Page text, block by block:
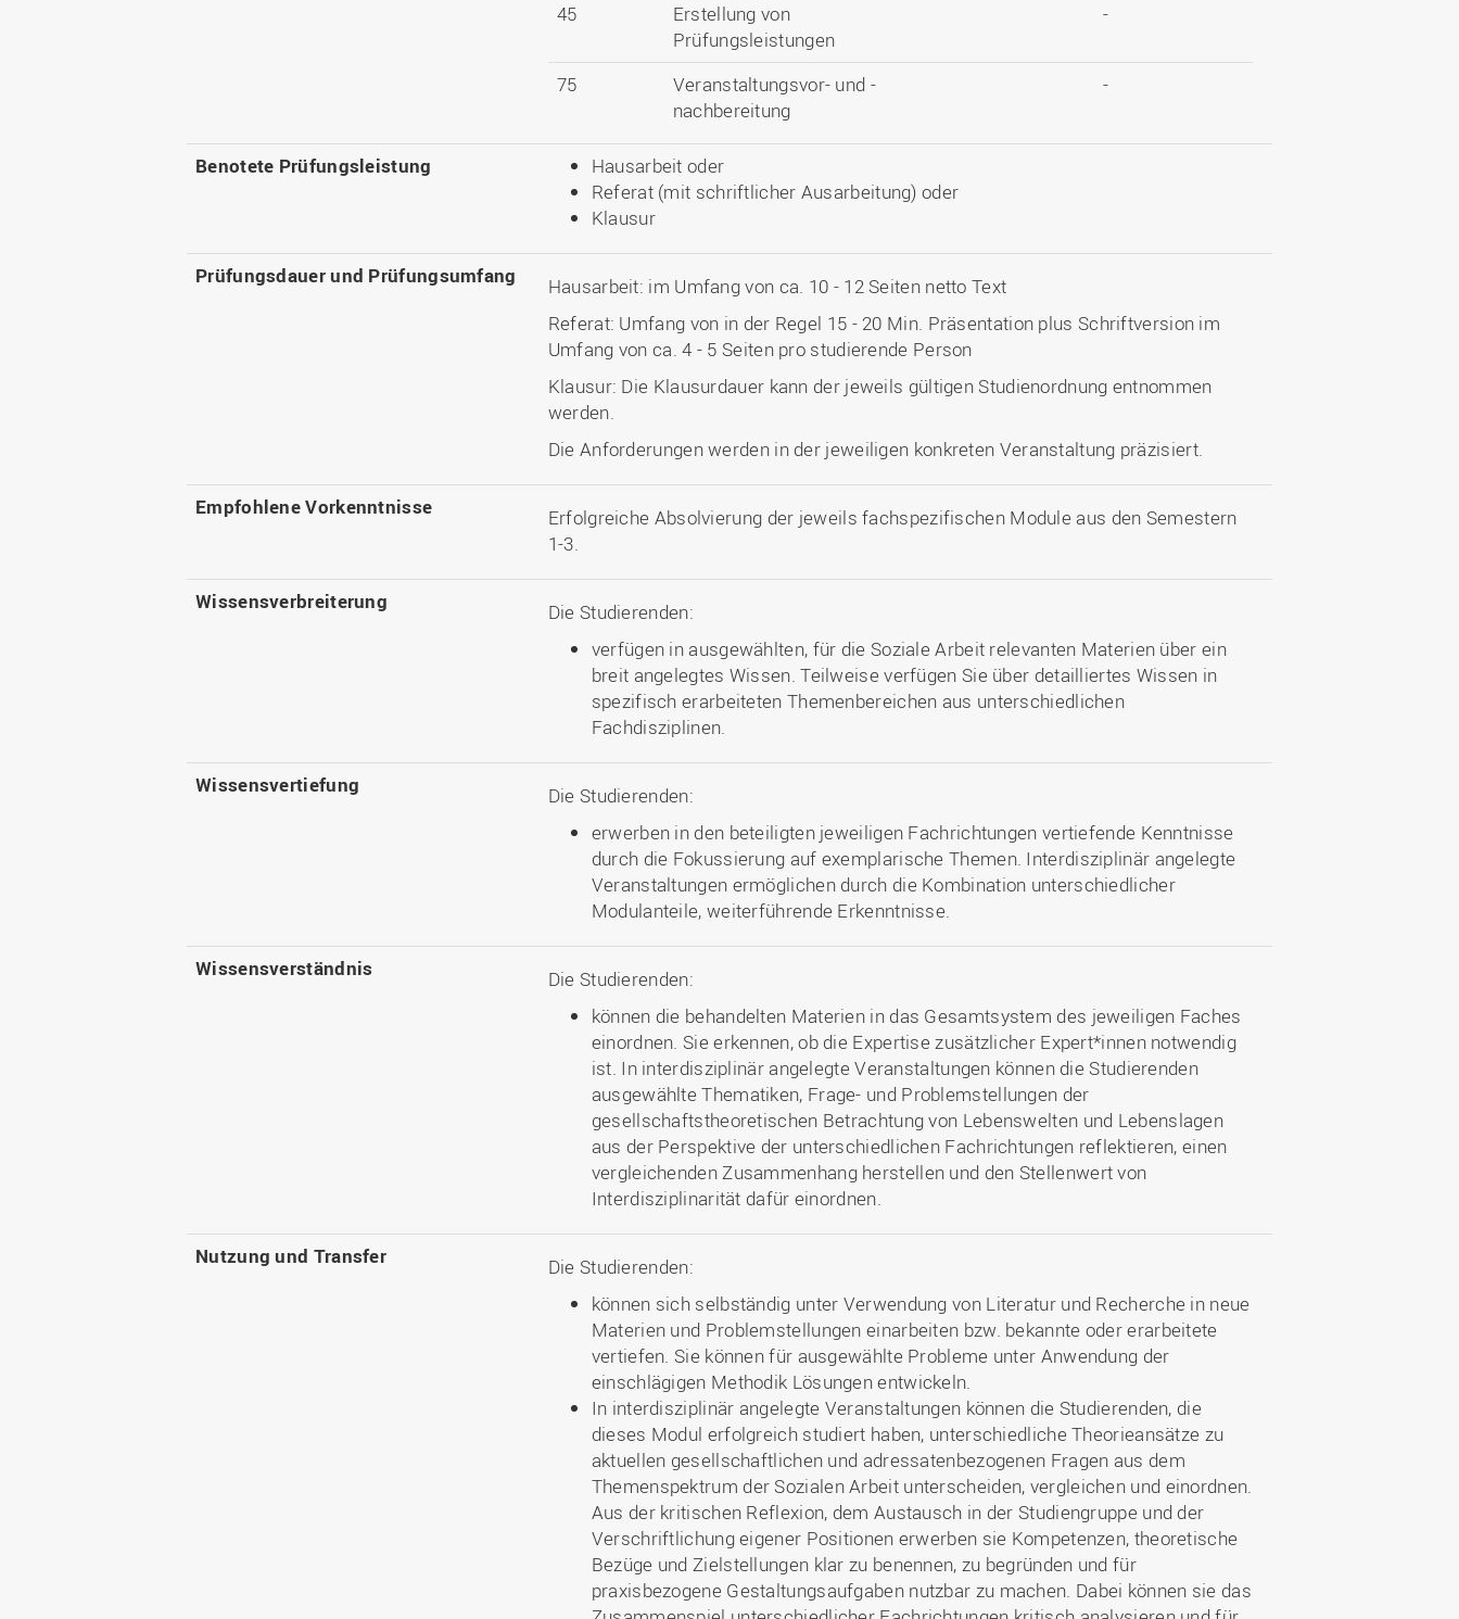
45
Erstellung von
Prüfungsleistungen
-
75
Veranstaltungsvor- und -
nachbereitung
-
Benotete Prüfungsleistung
Hausarbeit oder
Referat (mit schriftlicher Ausarbeitung) oder
Klausur
Prüfungsdauer und Prüfungsumfang
Hausarbeit: im Umfang von ca. 10 - 12 Seiten netto Text
Referat: Umfang von in der Regel 15 - 20 Min. Präsentation plus Schriftversion im
Umfang von ca. 4 - 5 Seiten pro studierende Person
Klausur: Die Klausurdauer kann der jeweils gültigen Studienordnung entnommen
werden.
Die Anforderungen werden in der jeweiligen konkreten Veranstaltung präzisiert.
Empfohlene Vorkenntnisse
Erfolgreiche Absolvierung der jeweils fachspezifischen Module aus den Semestern
1-3.
Wissensverbreiterung
Die Studierenden:
verfügen in ausgewählten, für die Soziale Arbeit relevanten Materien über ein
breit angelegtes Wissen. Teilweise verfügen Sie über detailliertes Wissen in
spezifisch erarbeiteten Themenbereichen aus unterschiedlichen
Fachdisziplinen.
Wissensvertiefung
Die Studierenden:
erwerben in den beteiligten jeweiligen Fachrichtungen vertiefende Kenntnisse
durch die Fokussierung auf exemplarische Themen. Interdisziplinär angelegte
Veranstaltungen ermöglichen durch die Kombination unterschiedlicher
Modulanteile, weiterführende Erkenntnisse.
Wissensverständnis
Die Studierenden:
können die behandelten Materien in das Gesamtsystem des jeweiligen Faches
einordnen. Sie erkennen, ob die Expertise zusätzlicher Expert*innen notwendig
ist. In interdisziplinär angelegte Veranstaltungen können die Studierenden
ausgewählte Thematiken, Frage- und Problemstellungen der
gesellschaftstheoretischen Betrachtung von Lebenswelten und Lebenslagen
aus der Perspektive der unterschiedlichen Fachrichtungen reflektieren, einen
vergleichenden Zusammenhang herstellen und den Stellenwert von
Interdisziplinarität dafür einordnen.
Nutzung und Transfer
Die Studierenden:
können sich selbständig unter Verwendung von Literatur und Recherche in neue
Materien und Problemstellungen einarbeiten bzw. bekannte oder erarbeitete
vertiefen. Sie können für ausgewählte Probleme unter Anwendung der
einschlägigen Methodik Lösungen entwickeln.
In interdisziplinär angelegte Veranstaltungen können die Studierenden, die
dieses Modul erfolgreich studiert haben, unterschiedliche Theorieansätze zu
aktuellen gesellschaftlichen und adressatenbezogenen Fragen aus dem
Themenspektrum der Sozialen Arbeit unterscheiden, vergleichen und einordnen.
Aus der kritischen Reflexion, dem Austausch in der Studiengruppe und der
Verschriftlichung eigener Positionen erwerben sie Kompetenzen, theoretische
Bezüge und Zielstellungen klar zu benennen, zu begründen und für
praxisbezogene Gestaltungsaufgaben nutzbar zu machen. Dabei können sie das